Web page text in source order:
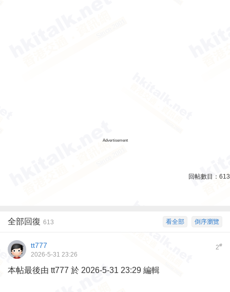
Advertisement
回帖數目： 613
倒序瀏覽
看全部
全部回復 613
2#
tt777
2026-5-31 23:26
本帖最後由 tt777 於 2026-5-31 23:29 編輯